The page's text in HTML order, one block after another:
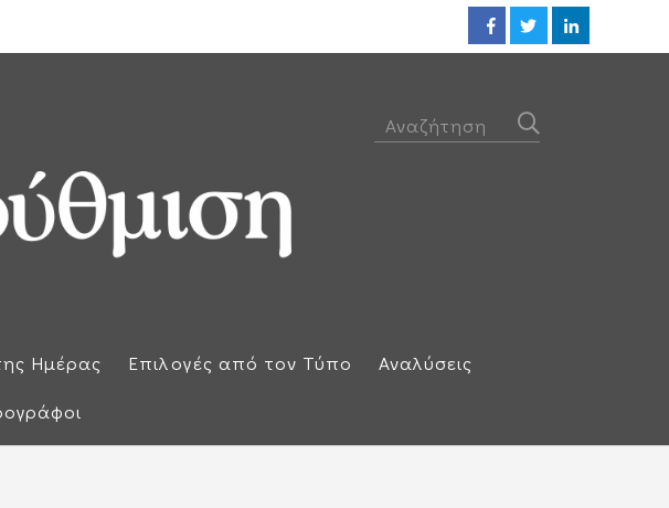
Η απάντηση της Ισπανίας:
Ημέρας Επιλογές από τον Τύπο
Αναλύσεις